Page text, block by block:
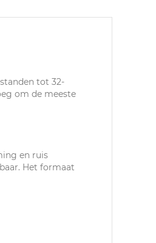
tot 32-
om de meeste
en ruis
Het formaat